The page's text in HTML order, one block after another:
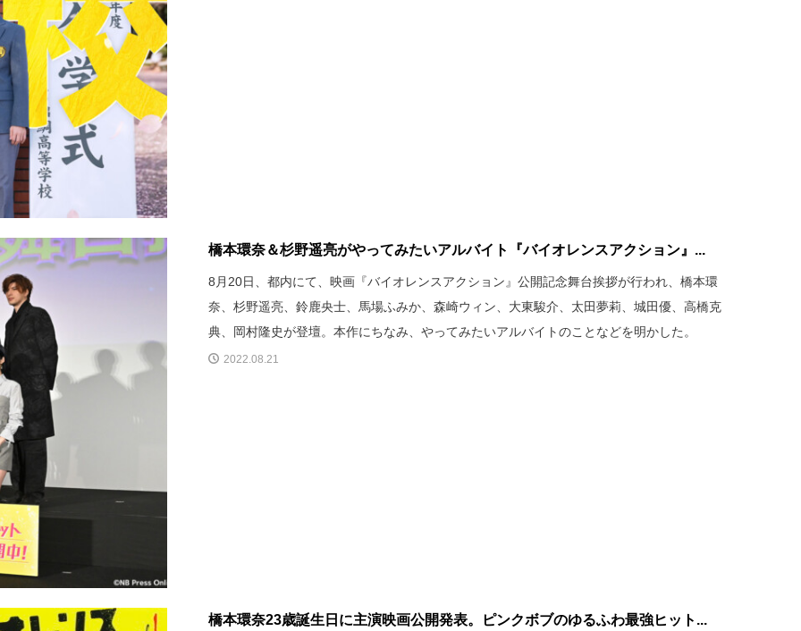
橋本環奈＆杉野遥亮がやってみたいアルバイト『バイオレンスアクション』...
8月20日、都内にて、映画『バイオレンスアクション』公開記念舞台挨拶が行われ、橋本環
奈、杉野遥亮、鈴鹿央士、馬場ふみか、森崎ウィン、大東駿介、太田夢莉、城田優、高橋克
典、岡村隆史が登壇。本作にちなみ、やってみたいアルバイトのことなどを明かした。
2022.08.21
橋本環奈23歳誕生日に主演映画公開発表。ピンクボブのゆるふわ最強ヒット...